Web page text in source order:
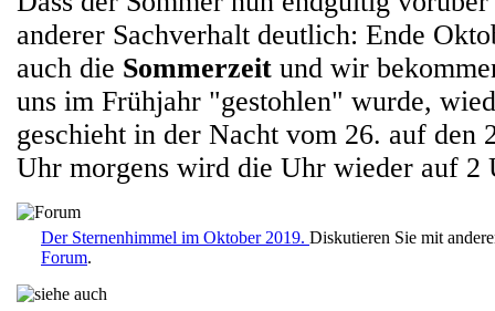
anderer Sachverhalt deutlich: Ende
auch die Sommerzeit und wir
uns im Frühjahr "gestohlen" wurde,
geschieht in der Nacht vom 26. auf den
Uhr morgens wird die Uhr wieder auf 2
Der Sternenhimmel im Oktober 2019. Diskutieren Sie mit
Forum.